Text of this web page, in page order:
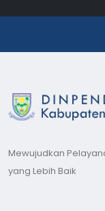
Mewujudkan
yang Lebih Baik